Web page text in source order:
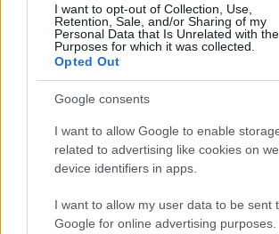
I want to opt-out of Collection, Use,
Retention, Sale, and/or Sharing of my
Personal Data that Is Unrelated with the
Purposes for which it was collected.
Opted Out
Google consents
I want to allow Google to enable
related to advertising like cookies on
device identifiers in apps.
I want to allow my user data to be sent
Google for online advertising purposes.
MAGYARORSZÁG #BÉR #FIZETÉS
Népszerű